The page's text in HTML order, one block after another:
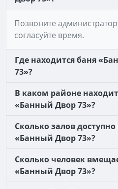
Позвоните
согласуйте время.
Где находится баня
73»?
В каком районе
«Банный Двор 73»?
Сколько залов доступно
«Банный Двор 73»?
Сколько человек
«Банный Двор 73»?